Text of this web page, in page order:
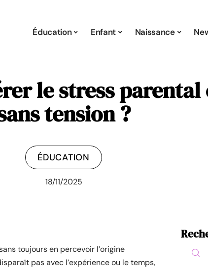
Éducation Enfant Naissance
le stress
tension ?
ÉDUCATION
18/11/2025
toujours en percevoir l’origine
pas avec l’expérience ou le temps,